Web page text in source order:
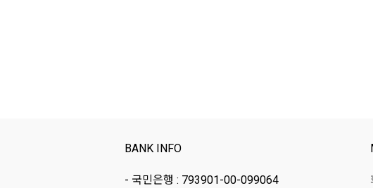
BANK INFO
- 국민은행 : 793901-00-099064